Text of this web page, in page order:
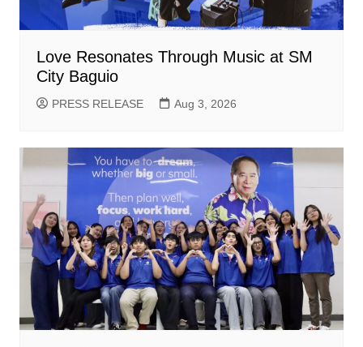
Love Resonates Through Music at SM
City Baguio
PRESS RELEASE Aug 3, 2026